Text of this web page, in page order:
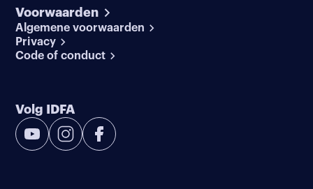
Voorwaarden
Algemene voorwaarden
Privacy
Code of conduct
Volg IDFA